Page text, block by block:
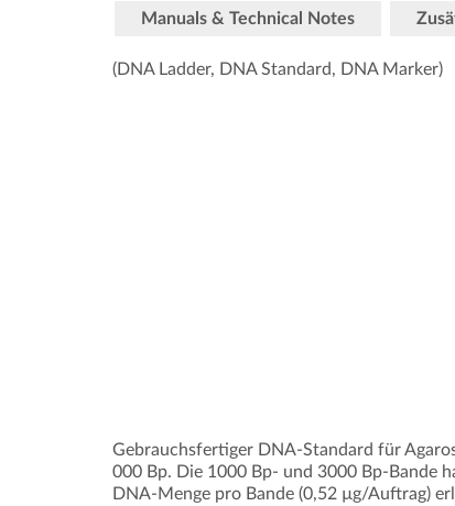
Manuals & Technical Notes
(DNA Ladder, DNA Standard, DNA Marker)
Gebrauchsfertiger DNA-Standard für
000 Bp. Die 1000 Bp- und 3000 Bp-Bande
DNA-Menge pro Bande (0,52 µg/Auftrag)